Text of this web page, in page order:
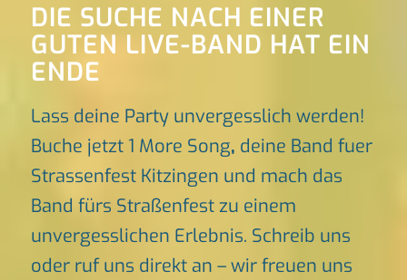
DIE SUCHE NACH EINER
GUTEN LIVE-BAND HAT EIN
ENDE
Lass deine Party unvergesslich werden!
Buche jetzt 1 More Song, deine Band fuer
Strassenfest Kitzingen und mach das
Band fürs Straßenfest zu einem
unvergesslichen Erlebnis. Schreib uns
oder ruf uns direkt an – wir freuen uns